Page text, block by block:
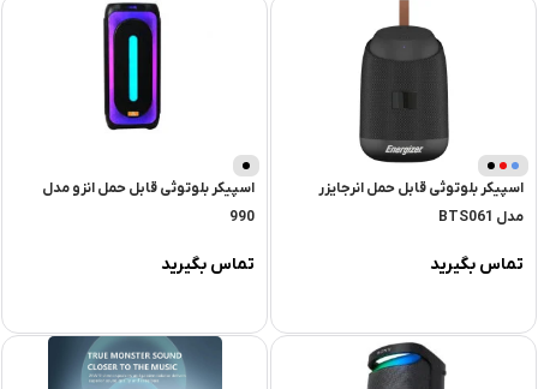
اسپیکر بلوتوثی قابل حمل انرجایزر
مدل BTS061
تماس بگیرید
اسپیکر بلوتوثی قابل حمل انزو مدل
990
تماس بگیرید